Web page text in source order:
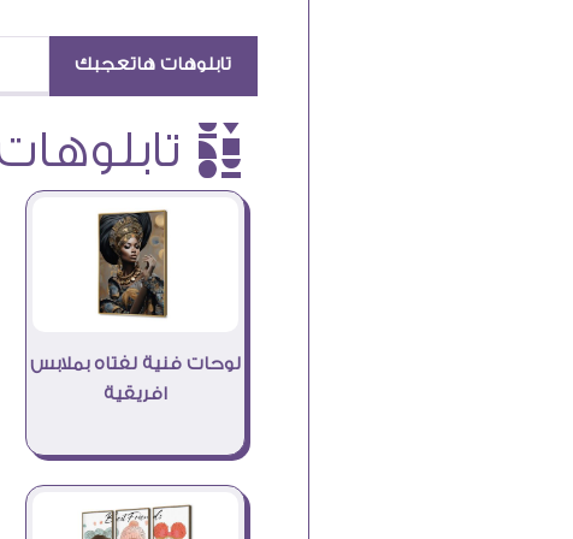
تابلوهات هاتعجبك
è تابلوهات
لوحات فنية لفتاه بملابس
افريقية